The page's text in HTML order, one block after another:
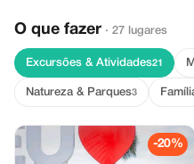
O que fazer · 27 lugares
Excursões & Atividades21
Natureza & Parques3
-20%